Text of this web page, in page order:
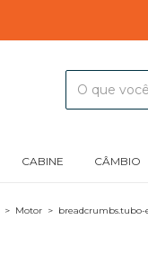
CABINE CÂMBIO
> Motor > breadcrumbs.tubo-